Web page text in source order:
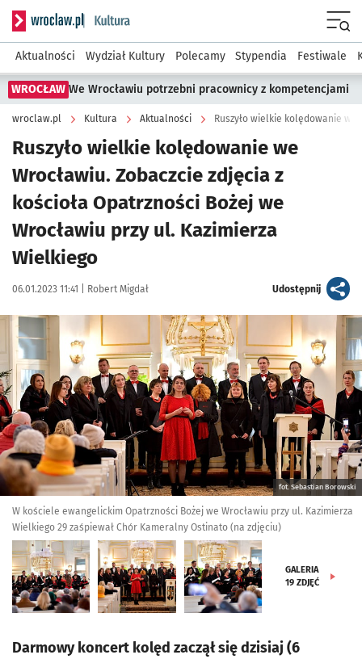
Serwis informacyjny wroclaw.pl podserwis: Kultura
Aktualności Wydział Kultury Polecamy Stypendia Festiwale
WROCŁAW We Wrocławiu potrzebni pracownicy z kompetencjami
wroclaw.pl Kultura Aktualności
Ruszyło wielkie kolędowanie we
Wrocławiu. Zobaczcie zdjęcia z
kościoła Opatrzności Bożej we
Wrocławiu przy ul. Kazimierza
Wielkiego
Data publikacji:
06.01.2023 11:41 | Autor:
Robert Migdał Udostępnijartykuł
Kliknij, aby zobaczyć galerię
fot. Sebastian Borowski
W kościele ewangelickim Opatrzności Bożej we Wrocławiu przy ul. Kazimierza
Wielkiego 29 zaśpiewał Chór Kameralny Ostinato (na zdjęciu)
GALERIA
19 ZDJĘĆ
Darmowy koncert kolęd zaczął się dzisiaj (6